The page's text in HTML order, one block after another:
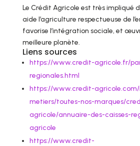
Le Crédit Agricole est très impliqué
aide l’agriculture respectueuse de
favorise l’intégration sociale, et
meilleure planète.
Liens sources
https://www.credit-agricole.fr/
regionales.html
https://www.credit-
metiers/toutes-nos-marques/
agricole/annuaire-des-caisses-
agricole
https://www.credit-